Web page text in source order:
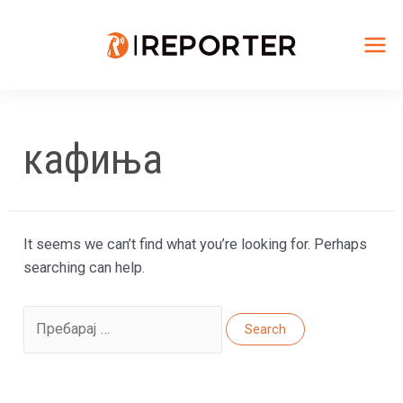
кафиња
It seems we can’t find what you’re looking for. Perhaps
searching can help.